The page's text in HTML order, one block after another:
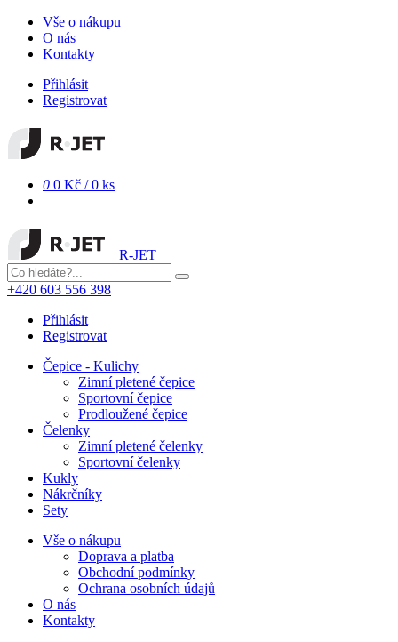
Vše o nákupu
O nás
Kontakty
Přihlásit
Registrovat
0 0 Kč /0 ks
R-JET
+420 603 556 398
Přihlásit
Registrovat
Čepice - Kulichy
Zimní pletené čepice
Sportovní čepice
Prodloužené čepice
Čelenky
Zimní pletené čelenky
Sportovní čelenky
Kukly
Nákrčníky
Sety
Vše o nákupu
Doprava a platba
Obchodní podmínky
Ochrana osobních údajů
O nás
Kontakty